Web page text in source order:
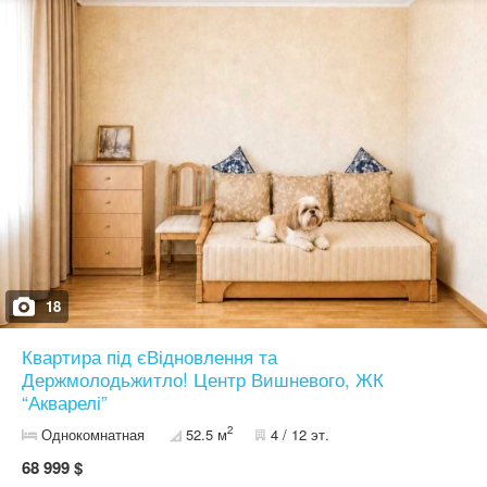
опалення — газовий двоконтурний котел (економія +
автономність) Локація: • ЖК “Променада” — один із найкращих
комплексів у Вишневому • центр міста — все поруч: магазини,
— домовимось швидко Коміссія АН 5%
18
Квартира під єВідновлення та
Держмолодьжитло! Центр Вишневого, ЖК
“Акварелі”
Однокомнатная 52.5 м2 4 / 12 эт.
68 999 $